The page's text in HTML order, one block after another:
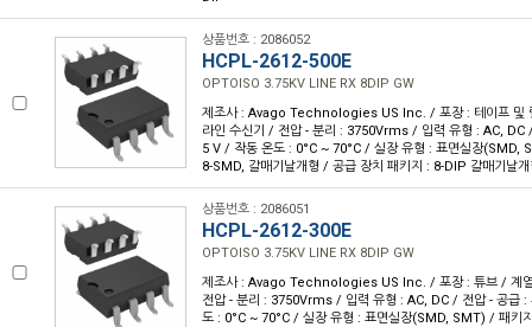
상품번호 : 2086052
HCPL-2612-500E
OPTOISO 3.75KV LINE RX 8DIP GW
제조사 : Avago Technologies US Inc. / 포장 : 테이프 및
라인 수신기 / 전압 - 분리 : 3750Vrms / 입력 유형 : AC, DC
5 V / 작동 온도 : 0°C ~ 70°C / 실장 유형 : 표면실장(SMD,
8-SMD, 갈매기날개형 / 공급 장치 패키지 : 8-DIP 갈매기날개
상품번호 : 2086051
HCPL-2612-300E
OPTOISO 3.75KV LINE RX 8DIP GW
제조사 : Avago Technologies US Inc. / 포장 : 튜브 / 계
전압 - 분리 : 3750Vrms / 입력 유형 : AC, DC / 전압 - 공급
도 : 0°C ~ 70°C / 실장 유형 : 표면실장(SMD, SMT) / 패키